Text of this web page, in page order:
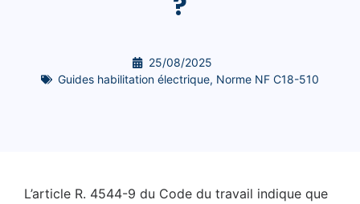
25/08/2025
Guides habilitation électrique, Norme NF C18-510
L’article R. 4544-9 du Code du travail indique que